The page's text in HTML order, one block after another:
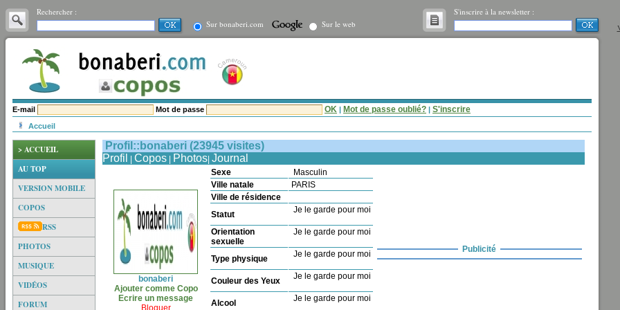
Rechercher :
Sur bonaberi.com
Sur le web
S'inscrire à la newsletter :
E-mail Mot de passe OK | Mot de passe oublié? | S'inscrire
Accueil
> ACCUEIL
AU TOP
VERSION MOBILE
COPOS
RSS
PHOTOS
MUSIQUE
VIDÉOS
FORUM
Profil::bonaberi (23945 visites)
Profil
Copos Photos Journal
bonaberi
Ajouter comme Copo
Ecrire un message
Bloquer
Sexe
Masculin
Ville natale
PARIS
Ville de résidence
Statut
Je le garde pour moi
Orientation
sexuelle
Je le garde pour moi
Type physique Je le garde pour moi
Couleur des Yeux Je le garde pour moi
Alcool Je le garde pour moi
Publicité